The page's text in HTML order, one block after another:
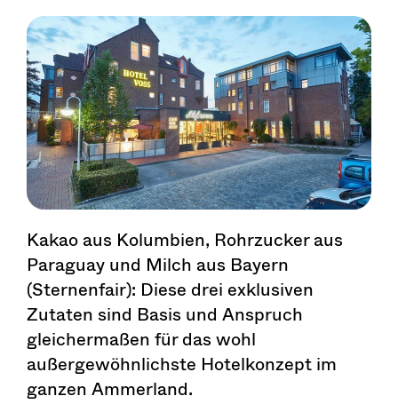
Kakao aus Kolumbien, Rohrzucker aus
Paraguay und Milch aus Bayern
(Sternenfair): Diese drei exklusiven
Zutaten sind Basis und Anspruch
gleichermaßen für das wohl
außergewöhnlichste Hotelkonzept im
ganzen Ammerland.